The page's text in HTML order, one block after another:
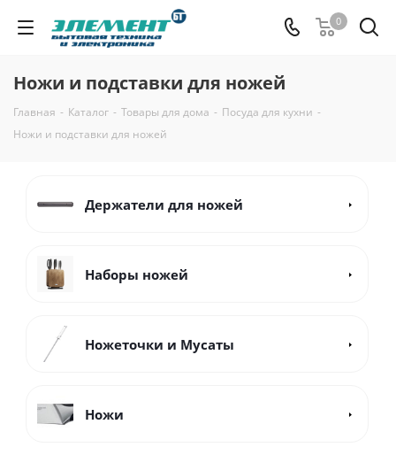
0
Ножи и подставки для ножей
Главная - Каталог - Товары для дома - Посуда для кухни -
Ножи и подставки для ножей
Держатели для ножей
Наборы ножей
Ножеточки и Мусаты
Ножи